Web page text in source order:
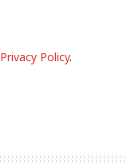
Privacy Policy.